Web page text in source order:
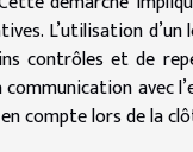
L’utilisation
contrôles et de
avec
compte lors de la